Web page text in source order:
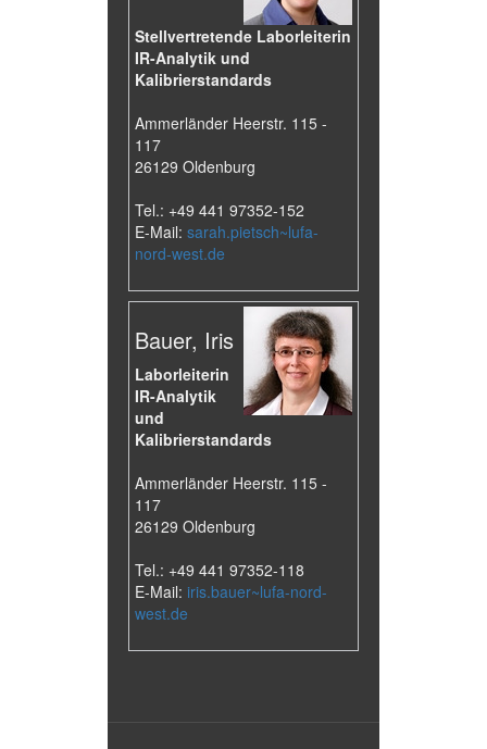
Stellvertretende Laborleiterin
IR-Analytik und
Kalibrierstandards
Ammerländer Heerstr. 115 -
117
26129 Oldenburg
Tel.: +49 441 97352-152
E-Mail: sarah.pietsch~lufa-
nord-west.de
Bauer, Iris
Laborleiterin
IR-Analytik
und
Kalibrierstandards
Ammerländer Heerstr. 115 -
117
26129 Oldenburg
Tel.: +49 441 97352-118
E-Mail: iris.bauer~lufa-nord-
west.de